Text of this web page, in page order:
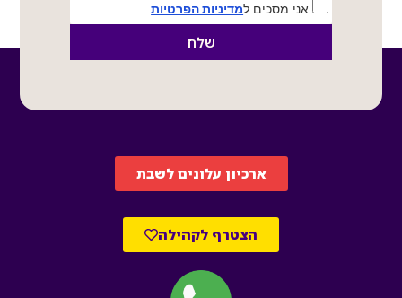
אני מסכים למדיניות הפרטיות
שלח
ארכיון עלונים לשבת
הצטרף לקהילה